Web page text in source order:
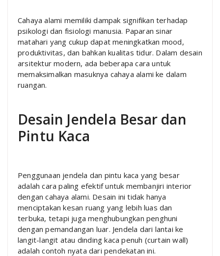
Cahaya alami memiliki dampak signifikan terhadap
psikologi dan fisiologi manusia. Paparan sinar
matahari yang cukup dapat meningkatkan mood,
produktivitas, dan bahkan kualitas tidur. Dalam desain
arsitektur modern, ada beberapa cara untuk
memaksimalkan masuknya cahaya alami ke dalam
ruangan.
Desain Jendela Besar dan
Pintu Kaca
Penggunaan jendela dan pintu kaca yang besar
adalah cara paling efektif untuk membanjiri interior
dengan cahaya alami. Desain ini tidak hanya
menciptakan kesan ruang yang lebih luas dan
terbuka, tetapi juga menghubungkan penghuni
dengan pemandangan luar. Jendela dari lantai ke
langit-langit atau dinding kaca penuh (curtain wall)
adalah contoh nyata dari pendekatan ini.